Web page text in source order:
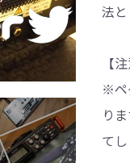
法
【
※ペ
り
て